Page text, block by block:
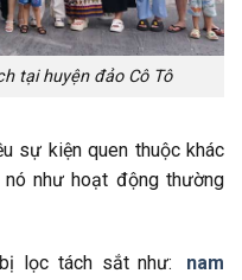
tại huyện đảo Cô Tô
sự kiện quen thuộc khác
như hoạt động thường
lọc tách sắt như:
nam